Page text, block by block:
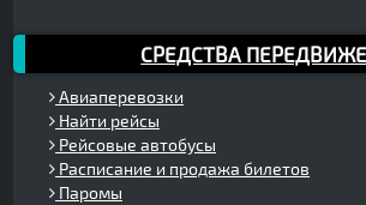
СРЕДСТВА
Авиаперевозки
Найти рейсы
Рейсовые автобусы
Расписание и продажа билетов
Паромы